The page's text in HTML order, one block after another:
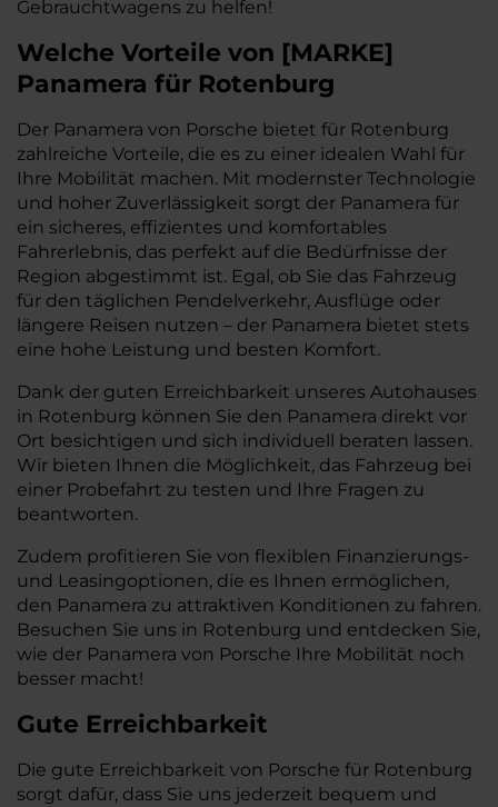
Gebrauchtwagens zu helfen!
Welche Vorteile von [MARKE]
Panamera für Rotenburg
Der Panamera von Porsche bietet für Rotenburg
zahlreiche Vorteile, die es zu einer idealen Wahl für
Ihre Mobilität machen. Mit modernster Technologie
und hoher Zuverlässigkeit sorgt der Panamera für
ein sicheres, effizientes und komfortables
Fahrerlebnis, das perfekt auf die Bedürfnisse der
Region abgestimmt ist. Egal, ob Sie das Fahrzeug
für den täglichen Pendelverkehr, Ausflüge oder
längere Reisen nutzen – der Panamera bietet stets
eine hohe Leistung und besten Komfort.
Dank der guten Erreichbarkeit unseres Autohauses
in Rotenburg können Sie den Panamera direkt vor
Ort besichtigen und sich individuell beraten lassen.
Wir bieten Ihnen die Möglichkeit, das Fahrzeug bei
einer Probefahrt zu testen und Ihre Fragen zu
beantworten.
Zudem profitieren Sie von flexiblen Finanzierungs-
und Leasingoptionen, die es Ihnen ermöglichen,
den Panamera zu attraktiven Konditionen zu fahren.
Besuchen Sie uns in Rotenburg und entdecken Sie,
wie der Panamera von Porsche Ihre Mobilität noch
besser macht!
Gute Erreichbarkeit
Die gute Erreichbarkeit von Porsche für Rotenburg
sorgt dafür, dass Sie uns jederzeit bequem und